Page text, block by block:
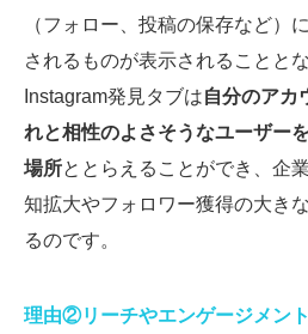
（フォロー、投稿の保存など）
されるものが表示されることと
Instagram発見タブは自分のアカ
れと相性のよさそうなユーザー
場所ととらえることができ、企
知拡大やフォロワー獲得の大き
るのです。
理由②リーチやエンゲージメン